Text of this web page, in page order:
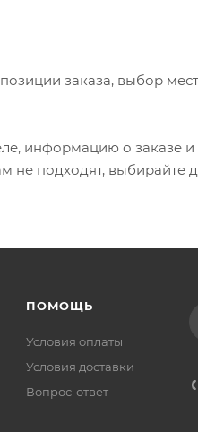
заказа, выбор
информацию о заказе
не подходят, выбирайте
ПОМОЩЬ
Условия оплаты
Условия доставки
Вопрос-ответ